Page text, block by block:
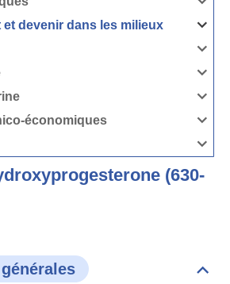
la
chimie
Ouvrir
la
devenir dans les milieux
Ouvrir
la
et
les
milieux
Ouvrir
la
Ouvrir
la
Ouvrir
la
endocrine
économiques
Ouvrir
la
Données
Ouvrir
rubrique
(630-